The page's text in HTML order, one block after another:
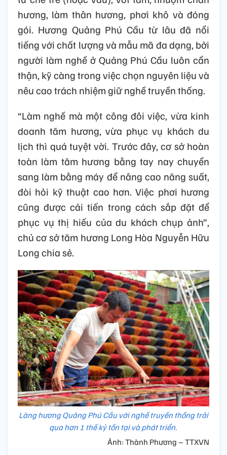
hương, làm thân hương, phơi khô và đóng
gói. Hương Quảng Phú Cầu từ lâu đã nổi
tiếng với chất lượng và mẫu mã đa dạng, bởi
người làm nghề ở Quảng Phú Cầu luôn cẩn
thận, kỹ càng trong việc chọn nguyên liệu và
nêu cao trách nhiệm giữ nghề truyền thống.
“Làm nghề mà một công đôi việc, vừa kinh
doanh tăm hương, vừa phục vụ khách du
lịch thì quá tuyệt vời. Trước đây, cơ sở hoàn
toàn làm tăm hương bằng tay nay chuyển
sang làm bằng máy để nâng cao năng suất,
đòi hỏi kỹ thuật cao hơn. Việc phơi hương
cũng được cải tiến trong cách sắp đặt để
phục vụ thị hiếu của du khách chụp ảnh”,
chủ cơ sở tăm hương Long Hòa Nguyễn Hữu
Long chia sẻ.
Làng hương Quảng Phú Cầu với nghề truyền thống trải
qua hơn 1 thế kỷ tồn tại và phát triển.
Ảnh: Thành Phương – TTXVN